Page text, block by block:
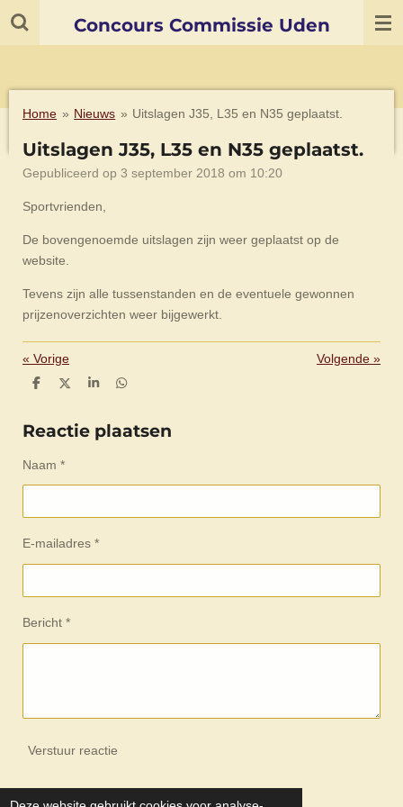
Ga
Concours Commissie Uden
Home » Nieuws » Uitslagen J35, L35 en N35 geplaatst.
Uitslagen J35, L35 en N35 geplaatst.
Gepubliceerd op 3 september 2018 om 10:20
Sportvrienden,
De bovengenoemde uitslagen zijn weer geplaatst op de
website.
Tevens zijn alle tussenstanden en de eventuele gewonnen
prijzenoverzichten weer bijgewerkt.
« Vorige Volgende »
D
e
n
D
l
S
r
e
D
e
n
Reactie plaatsen
Naam *
E-mailadres *
Bericht *
Verstuur reactie